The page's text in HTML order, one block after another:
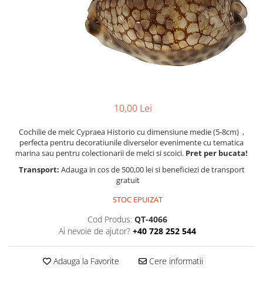
Barci, vapoare, ambarcatiuni
10,00 Lei
Cochilie de melc Cypraea Historio cu dimensiune medie (5-8cm) ,
perfecta pentru decoratiunile diverselor evenimente cu tematica
marina sau pentru colectionarii de melci si scoici. Pret per bucata!
Transport: Adauga in cos de 500,00 lei si beneficiezi de transport
gratuit
STOC EPUIZAT
Cod Produs: QT-4066
Ai nevoie de ajutor? +40 728 252 544
Adauga la Favorite Cere informatii